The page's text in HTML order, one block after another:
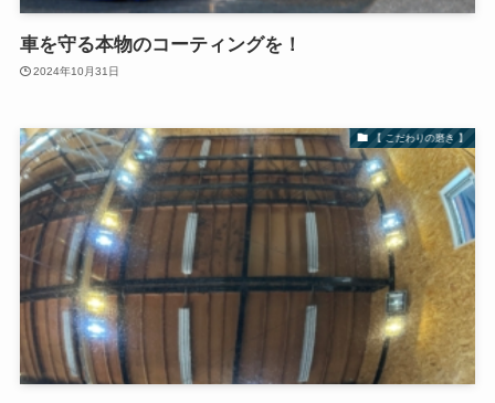
車を守る本物のコーティングを！
2024年10月31日
【 こだわりの磨き 】